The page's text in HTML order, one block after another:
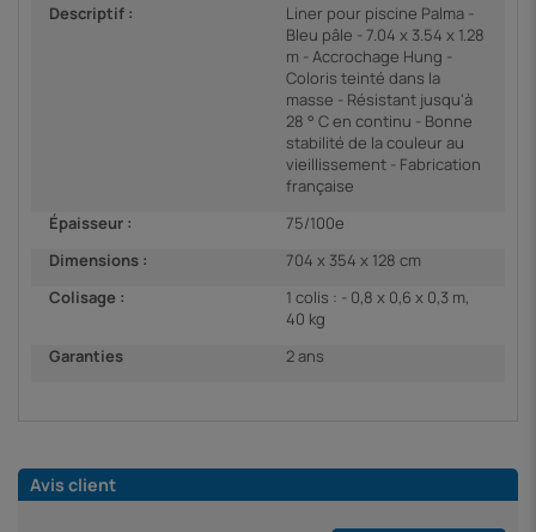
Descriptif :
Liner pour piscine Palma -
Bleu pâle - 7.04 x 3.54 x 1.28
m - Accrochage Hung -
Coloris teinté dans la
masse - Résistant jusqu'à
28 ° C en continu - Bonne
stabilité de la couleur au
vieillissement - Fabrication
française
Épaisseur :
75/100e
Dimensions :
704 x 354 x 128 cm
Colisage :
1 colis : - 0,8 x 0,6 x 0,3 m,
40 kg
Garanties
2 ans
Avis client